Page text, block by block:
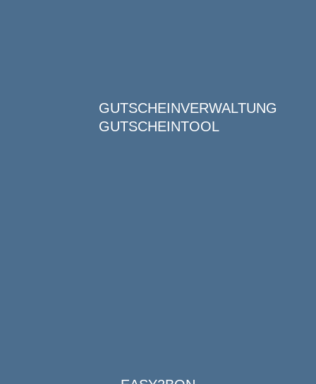
GUTSCHEINVERWALTUNG
GUTSCHEINTOOL